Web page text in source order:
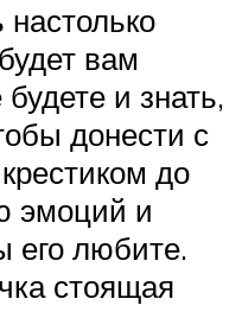
вам
и знать,
донести с
до
эмоций и
его любите.
стоящая